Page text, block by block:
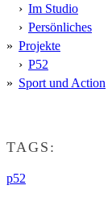
Im Studio
Persönliches
Projekte
P52
Sport und Action
TAGS:
p52